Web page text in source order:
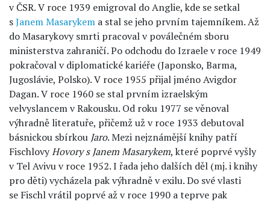
v ČSR. V roce 1939 emigroval do Anglie, kde se setkal
sJanem Masarykem a stal se jeho prvním tajemníkem. Až
do Masarykovy smrti pracoval v poválečném sboru
ministerstva zahraničí. Po odchodu do Izraele v roce 1949
pokračoval v diplomatické kariéře (Japonsko, Barma,
Jugoslávie, Polsko). V roce 1955 přijal jméno Avigdor
Dagan. V roce 1960 se stal prvním izraelským
velvyslancem v Rakousku. Od roku 1977 se věnoval
výhradně literatuře, přičemž už v roce 1933 debutoval
básnickou sbírkou Jaro. Mezi nejznámější knihy patří
FischlovyHovory s Janem Masarykem, které poprvé vyšly
v Tel Avivu v roce 1952. I řada jeho dalších děl (mj. i knihy
pro děti) vycházela pak výhradně v exilu. Do své vlasti
se Fischl vrátil poprvé až v roce 1990 a teprve pak